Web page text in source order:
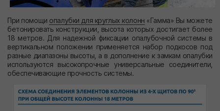
При помощи опалубки для круглых колонн «Гамма» Вы можете
бетонировать конструкции, высота которых достигает более
18 метров. Для надежной фиксации опалубочной системы в
вертикальном положении применяется набор подкосов под
разные диапазоны высоты, а в дополнение к замкам опалубки
используются высокопрочные универсальные соединители,
обеспечивающие прочность системы.